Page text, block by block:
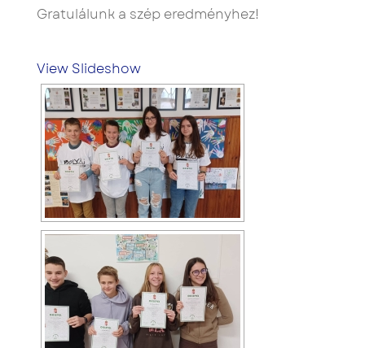
Gratulálunk a szép eredményhez!
View Slideshow